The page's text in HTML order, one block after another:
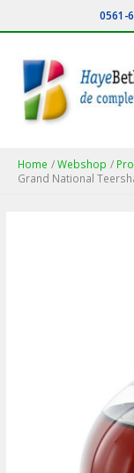
naar
inhoud
0561-
Home Webshop
Grand National